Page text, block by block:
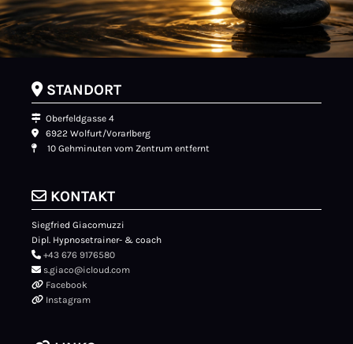
STANDORT
 Oberfeldgasse 4
 6922 Wolfurt/Vorarlberg
 10 Gehminuten vom Zentrum entfernt
 KONTAKT
Siegfried Giacomuzzi
Dipl. Hypnosetrainer- & coach
 +43 676 9176580
 s.giaco@icloud.com
 Facebook
 Instagram